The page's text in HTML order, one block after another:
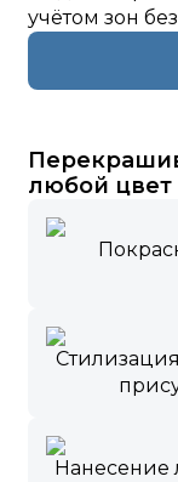
учётом зон
любой цвет
Нанесение